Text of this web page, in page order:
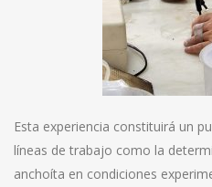
Esta experiencia constituirá un
líneas de trabajo como la
anchoíta en condiciones